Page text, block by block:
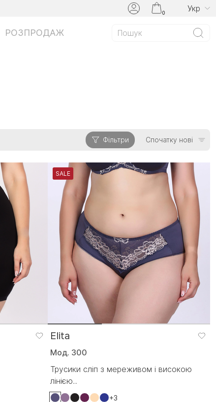
0 Укр
РОЗПРОДАЖ
Фільтри Спочатку нові
SALE
Elita
Мод. 300
Трусики сліп з мереживом і високою
лінією...
+3